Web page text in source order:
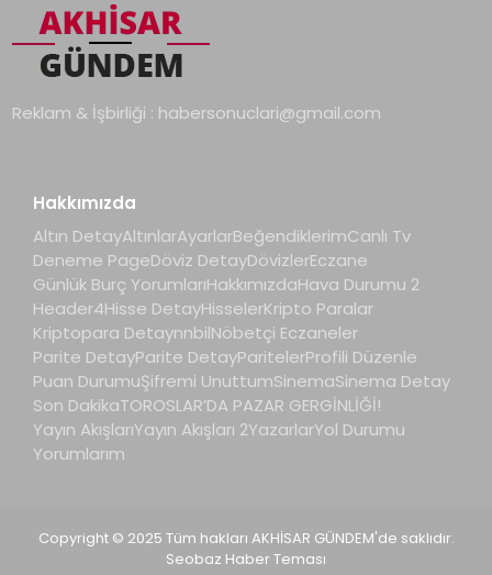
Reklam & İşbirliği : habersonuclari@gmail.com
Hakkımızda
Altın DetayAltınlarAyarlarBeğendiklerimCanlı Tv
Deneme PageDöviz DetayDövizlerEczane
Günlük Burç YorumlarıHakkımızdaHava Durumu 2
Header4Hisse DetayHisselerKripto Paralar
Kriptopara DetaynnbilNöbetçi Eczaneler
Parite DetayParite DetayParitelerProfili Düzenle
Puan DurumuŞifremi UnuttumSinemaSinema Detay
Son DakikaTOROSLAR’DA PAZAR GERGİNLİĞİ!
Yayın AkışlarıYayın Akışları 2YazarlarYol Durumu
Yorumlarım
Copyright © 2025 Tüm hakları AKHİSAR GÜNDEM'de saklıdır.
Seobaz Haber Teması